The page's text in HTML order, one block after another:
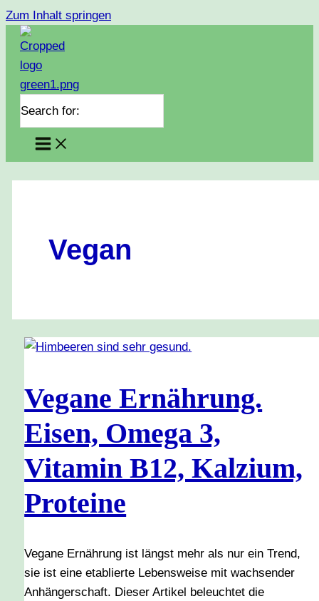
Zum Inhalt springen
Search for:
Vegan
Vegane Ernährung.
Eisen, Omega 3,
Vitamin B12, Kalzium,
Proteine
Vegane Ernährung ist längst mehr als nur ein Trend,
sie ist eine etablierte Lebensweise mit wachsender
Anhängerschaft. Dieser Artikel beleuchtet die